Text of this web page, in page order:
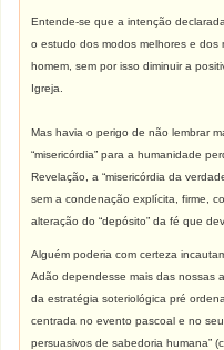
Entende-se que a intenção
o estudo dos modos melhores e dos
homem, sem por isso diminuir a
Igreja.
Mas havia o perigo de não lembrar
“misericórdia” para a humanidade
Revelação, a “misericórdia da
sem a condenação explícita, firme,
alteração do “depósito” da fé que
Alguém poderia com certeza
Adão dependesse mais das nossas
da estratégia soteriológica pré
centrada no evento pascoal e no
persuasivos de sabedoria humana”